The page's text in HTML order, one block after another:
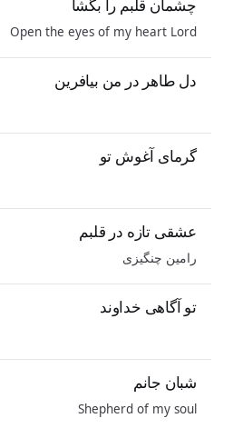
چشمان قلبم را بگشا
Open the eyes of my heart Lord
دل طاهر در من بیافرین
گرمای آغوش تو
عشقی تازه در قلبم
رامین چنگیزی
تو آگاهی خداوند
شبان جانم
Shepherd of my soul